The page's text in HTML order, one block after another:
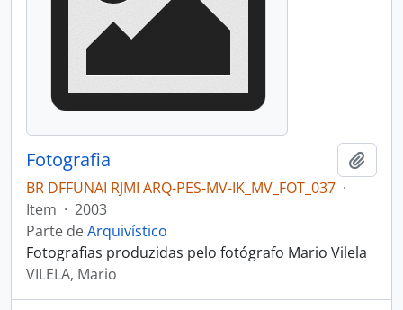
Fotografia
BR DFFUNAI RJMI ARQ-PES-MV-IK_MV_FOT_037 ·
Item · 2003
Parte deArquivístico
Fotografias produzidas pelo fotógrafo Mario Vilela
VILELA, Mario